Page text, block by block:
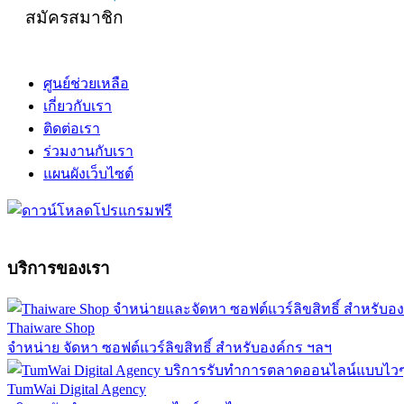
สมัครสมาชิก
ศูนย์ช่วยเหลือ
เกี่ยวกับเรา
ติดต่อเรา
ร่วมงานกับเรา
แผนผังเว็บไซต์
บริการของเรา
Thaiware Shop
จำหน่าย จัดหา ซอฟต์แวร์ลิขสิทธิ์ สำหรับองค์กร ฯลฯ
TumWai Digital Agency